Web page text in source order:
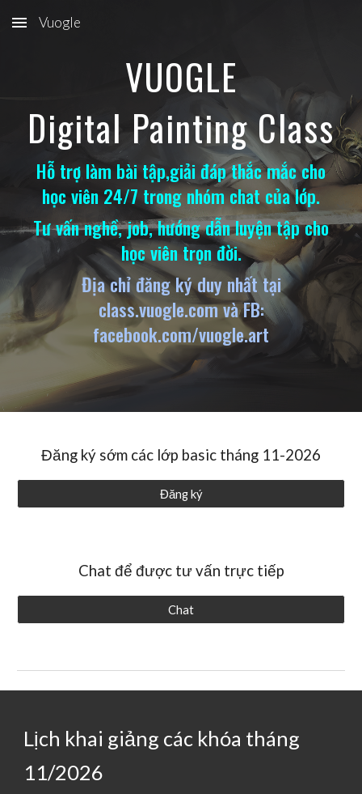
Skip to main content
Vuogle
VUOGLE
Digital Painting Class
Hỗ trợ làm bài tập,giải đáp thắc mắc cho
học viên 24/7 trong nhóm chat của lớp.
Tư vấn nghề, job, hướng dẫn luyện tập cho
học viên trọn đời.
Địa chỉ đăng ký duy nhất tại
class.vuogle.com và FB:
facebook.com/vuogle.art
Đăng ký sớm các lớp basic tháng 11-2026
Đăng ký
Chat để được tư vấn trực tiếp
Chat
Lịch khai giảng các khóa tháng
11/2026